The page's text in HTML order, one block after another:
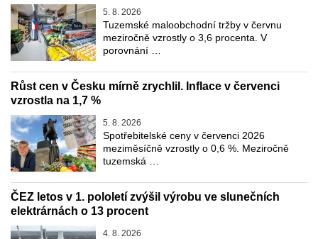
5. 8. 2026
Tuzemské maloobchodní tržby v červnu
meziročně vzrostly o 3,6 procenta. V
porovnání …
Růst cen v Česku mírně zrychlil. Inflace v červenci
vzrostla na 1,7 %
5. 8. 2026
Spotřebitelské ceny v červenci 2026
meziměsíčně vzrostly o 0,6 %. Meziročně
tuzemská …
ČEZ letos v 1. pololetí zvýšil výrobu ve slunečních
elektrárnách o 13 procent
4. 8. 2026